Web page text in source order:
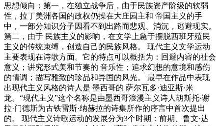
思想倾向：第一，在独立战争后，由于民族资产阶级的软弱
性，拉丁美洲各国的政权仍操在大庄园主和 帝国主义的手
中，一部分知识分子因看不到出路而悲观、消沉，逃避现实。
第二，由于 民族主义的影响，在文学上急于摆脱西班牙殖民
主义的传统束缚，创造自己的民族风格。 现代主义文学运动
主要表现在诗歌方面。它的特点可以概括为：回避内容的社会
意义；讲究形式美和节奏的 音乐性；追求幻想的意境和感伤
的情调；描写雅致的珍品和异国的风光。 最早在作品中表现
出现代主义风格的诗人是 墨西哥的 萨尔瓦多·迪亚斯·米
龙。“现代主义”这个名称是由墨西哥浪漫主义诗人胡斯托·谢
拉·门德斯为古铁雷斯·纳赫拉的诗集所作的序言中首次提出
的。 现代主义诗歌运动的发展分为3个时期：前期、鲁文·达